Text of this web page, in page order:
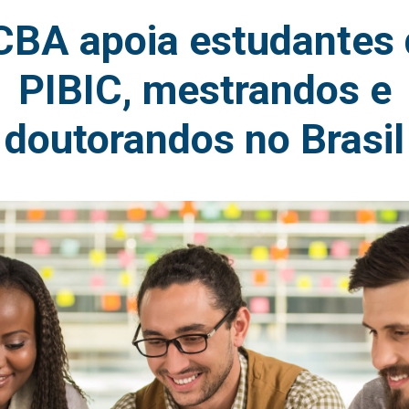
apoia estudantes
PIBIC, mestrandos e
doutorandos no Brasil